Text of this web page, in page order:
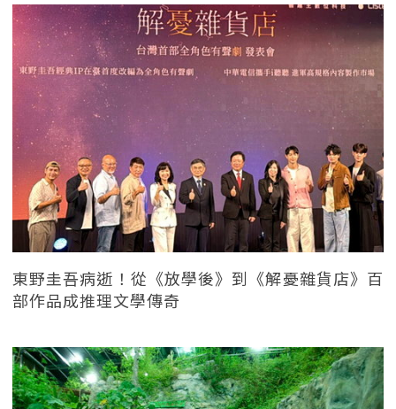
東野圭吾病逝！從《放學後》到《解憂雜貨店》百
部作品成推理文學傳奇